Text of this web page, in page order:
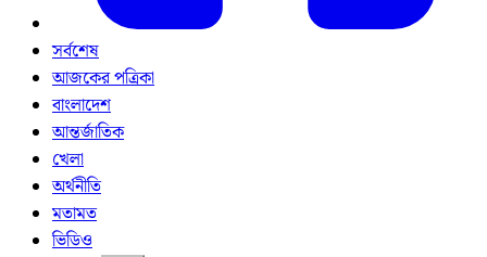
সর্বশেষ
আজকের পত্রিকা
বাংলাদেশ
আন্তর্জাতিক
খেলা
অর্থনীতি
মতামত
ভিডিও